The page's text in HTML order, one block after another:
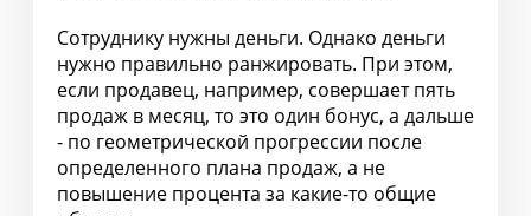
Сотруднику нужны деньги. Однако деньги
нужно правильно ранжировать. При этом,
если продавец, например, совершает пять
продаж в месяц, то это один бонус, а дальше
- по геометрической прогрессии после
определенного плана продаж, а не
повышение процента за какие-то общие